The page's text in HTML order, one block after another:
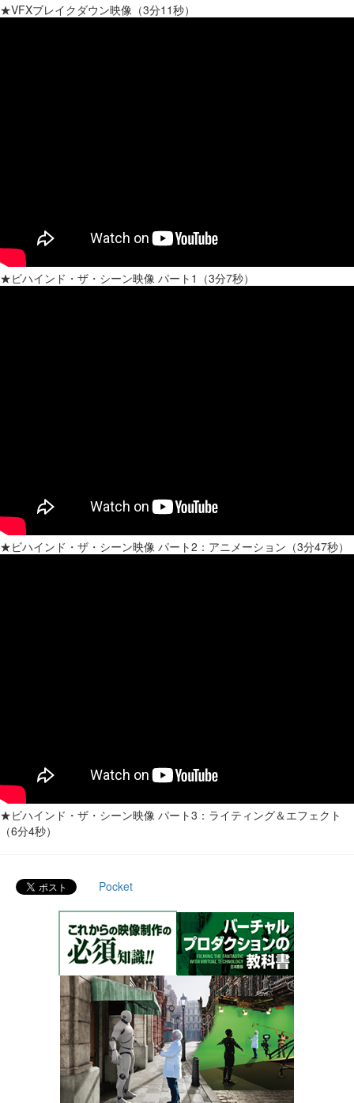
★VFXブレイクダウン映像（3分11秒）
★ビハインド・ザ・シーン映像 パート1（3分7秒）
★ビハインド・ザ・シーン映像 パート2：アニメーション（3分47秒）
★ビハインド・ザ・シーン映像 パート3：ライティング＆エフェクト
（6分4秒）
Pocket